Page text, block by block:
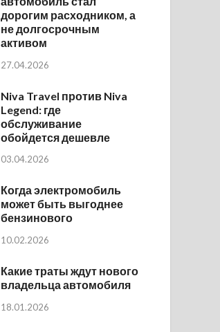
дорогим расходником, а
не долгосрочным
активом
27.04.2026
Niva Travel против Niva
Legend: где
обслуживание
обойдется дешевле
03.04.2026
Когда электромобиль
может быть выгоднее
бензинового
10.02.2026
Какие траты ждут нового
владельца автомобиля
18.01.2026